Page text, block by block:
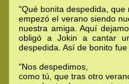
"Qué bonita despedida,
empezó el verano siendo
nuestra amiga. Aquí
obligó a Jokin a cantar
despedida. Así de bonito
"Nos despedimos,
como tú, que tras otro